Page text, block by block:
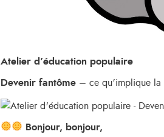
Atelier d’éducation populaire
Devenir fantôme – ce qu’implique la
Bonjour, bonjour,